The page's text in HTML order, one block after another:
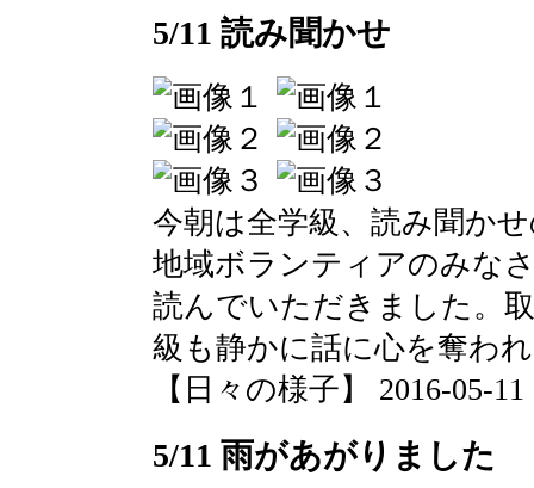
5/11 読み聞かせ
今朝は全学級、読み聞か
地域ボランティアのみな
読んでいただきました。
級も静かに話に心を奪わ
【日々の様子】 2016-05-
5/11 雨があがりました